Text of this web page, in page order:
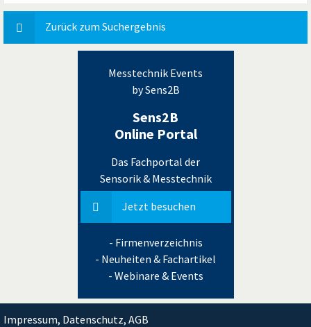
Zurück zum Suchergebnis
Messtechnik Events
by Sens2B
Sens2B
Online Portal
Das Fachportal der
Sensorik & Messtechnik
Jetzt besuchen
- Firmenverzeichnis
- Neuheiten & Fachartikel
- Webinare & Events
Impressum, Datenschutz, AGB